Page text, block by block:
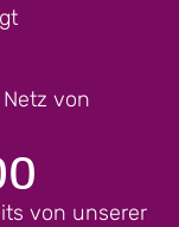
von
von unserer